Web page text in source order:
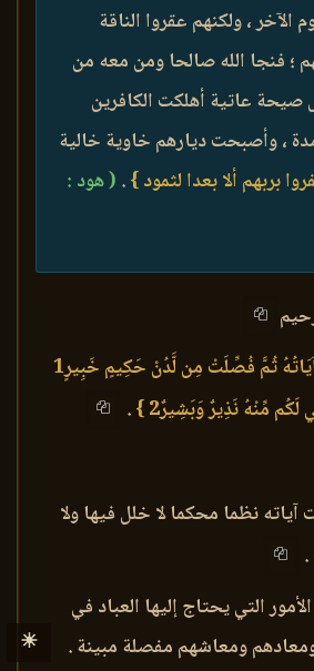
الآخر ، ولكنهم عقروا الناقة
؛ فنجا الله صالحا ومن معه من
صيحة عاتية أهلكت الكافرين
، وأصبحت ديارهم خاوية خالية
بربهم ألا بعدا لثمود }. ( هود :
{ الَر كِتَابٌ أُحْكِمَتْ آيَاتُهُ ثُمَّ فُصِّلَتْ مِن لَّدُنْ حَكِيمٍ خَبِيرٍ1
لَكُم مِّنْهُ نَذِيرٌ وَبَشِيرٌ2 }
.
نظما محكما لا خلل فيها ولا
.
التي يحتاج إليها العباد في
ومعاشهم مفصلة مبينة .
☀